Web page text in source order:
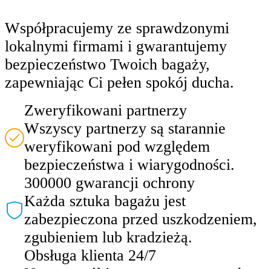
Współpracujemy ze sprawdzonymi
lokalnymi firmami i gwarantujemy
bezpieczeństwo Twoich bagaży,
zapewniając Ci pełen spokój ducha.
Zweryfikowani partnerzy
Wszyscy partnerzy są starannie
weryfikowani pod względem
bezpieczeństwa i wiarygodności.
300000 gwarancji ochrony
Każda sztuka bagażu jest
zabezpieczona przed uszkodzeniem,
zgubieniem lub kradzieżą.
Obsługa klienta 24/7